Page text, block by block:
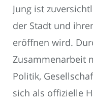
Jung ist
der Stadt und
eröffnen wird.
Zusammenarbeit
Politik,
sich als offizielle